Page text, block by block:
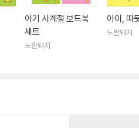
아기 사계절 보드북
세트
노란돼지
아이, 따
노란돼지